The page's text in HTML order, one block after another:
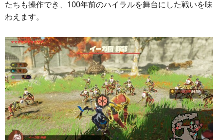
たちも操作でき、100年前のハイラルを舞台にした戦いを味
わえます。